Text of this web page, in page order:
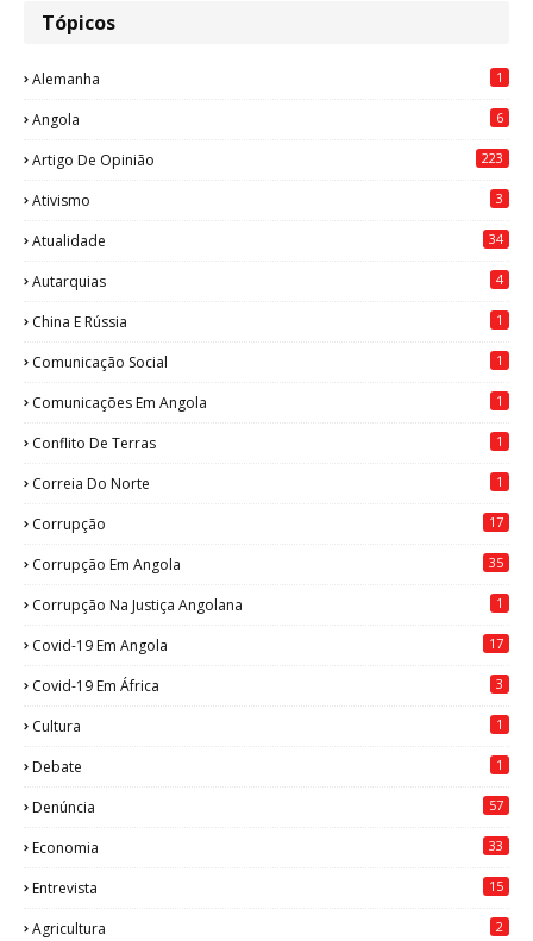
Tópicos
Alemanha 1
Angola 6
Artigo De Opinião 223
Ativismo 3
Atualidade 34
Autarquias 4
China E Rússia 1
Comunicação Social 1
Comunicações Em Angola 1
Conflito De Terras 1
Correia Do Norte 1
Corrupção 17
Corrupção Em Angola 35
Corrupção Na Justiça Angolana 1
Covid-19 Em Angola 17
Covid-19 Em África 3
Cultura 1
Debate 1
Denúncia 57
Economia 33
Entrevista 15
Agricultura 2